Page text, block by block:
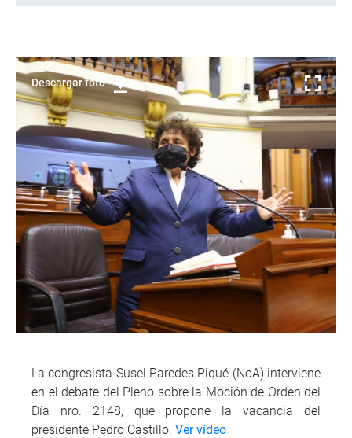
Descargar foto
La congresista Susel Paredes Piqué (NoA) interviene
en el debate del Pleno sobre la Moción de Orden del
Día nro. 2148, que propone la vacancia del
presidente Pedro Castillo. Ver vídeo